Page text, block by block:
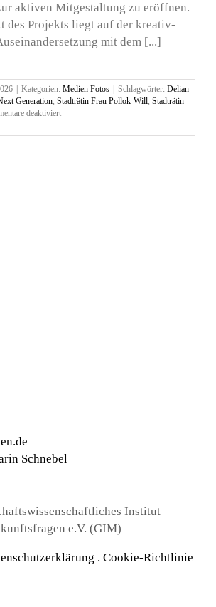
aktiven Mitgestaltung zu eröffnen.
des Projekts liegt auf der kreativ-
mit dem [...]
Kategorien: Medien Fotos Schlagwörter: Delian
Generation, Stadträtin Frau Pollok-Will, Stadträtin
deaktiviertfür
und
Schnebel
Institut
e.V. (GIM)
. Cookie-Richtlinie